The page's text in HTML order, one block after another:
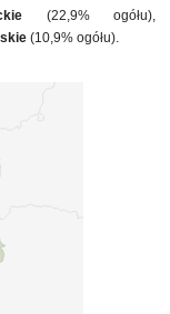
(22,9% ogółu),
(10,9% ogółu).